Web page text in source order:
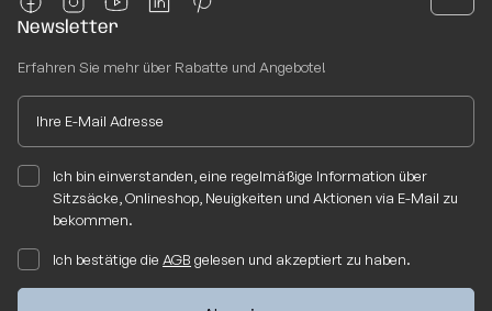
Newsletter
Erfahren Sie mehr über Rabatte und Angebote!
Ich bin einverstanden, eine regelmäßige Information über
Sitzsäcke, Onlineshop, Neuigkeiten und Aktionen via E-Mail zu
bekommen.
Ich bestätige die AGB gelesen und akzeptiert zu haben.